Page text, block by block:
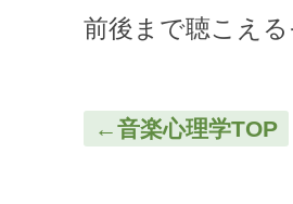
前後まで聴こえ
←音楽心理学TOP